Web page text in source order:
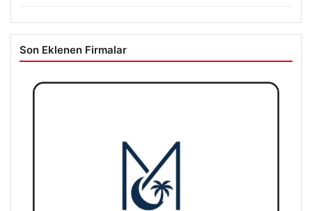
Son Eklenen Firmalar